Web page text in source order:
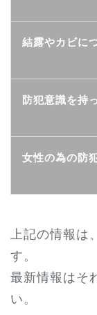
結露やカビに
防犯意識を持
女性の為の防
上記の情報
す。
最新情報はそ
い。